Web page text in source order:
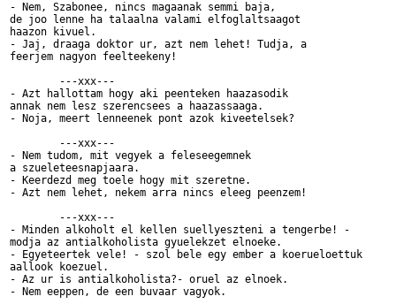
- Nem, Szabonee, nincs magaanak semmi baja,
de joo lenne ha talaalna valami elfoglaltsaagot
haazon kivuel.
- Jaj, draaga doktor ur, azt nem lehet! Tudja, a
feerjem nagyon feelteekeny!
- Azt hallottam hogy aki peenteken haazasodik
annak nem lesz szerencsees a haazassaaga.
- Noja, meert lenneenek pont azok kiveetelsek?
- Nem tudom, mit vegyek a feleseegemnek
a szueleteesnapjaara.
- Keerdezd meg toele hogy mit szeretne.
- Azt nem lehet, nekem arra nincs eleeg peenzem!
- Minden alkoholt el kellen suellyeszteni a tengerbe! -
modja az antialkoholista gyuelekzet elnoeke.
- Egyeteertek vele! - szol bele egy ember a koerueloettuk
aallook koezuel.
- Az ur is antialkoholista?- oruel az elnoek.
- Nem eeppen, de een buvaar vagyok.